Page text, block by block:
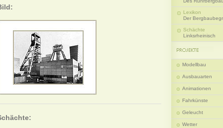
Lexikon
Der
Schächte
Linksrheinisch
Modellbau
Ausbauarten
Animationen
Fahrkünste
Geleucht
Wetter